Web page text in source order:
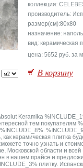
коллекция:
производитель:
размер(см):80x80
назначение:
вид: керамическая
цена: 5652 руб. за м
В корзину
Keramika
тем покупателям
как керамическая плитка
точно узнать и
Московской области и
в нашем прайсе и
плитку.